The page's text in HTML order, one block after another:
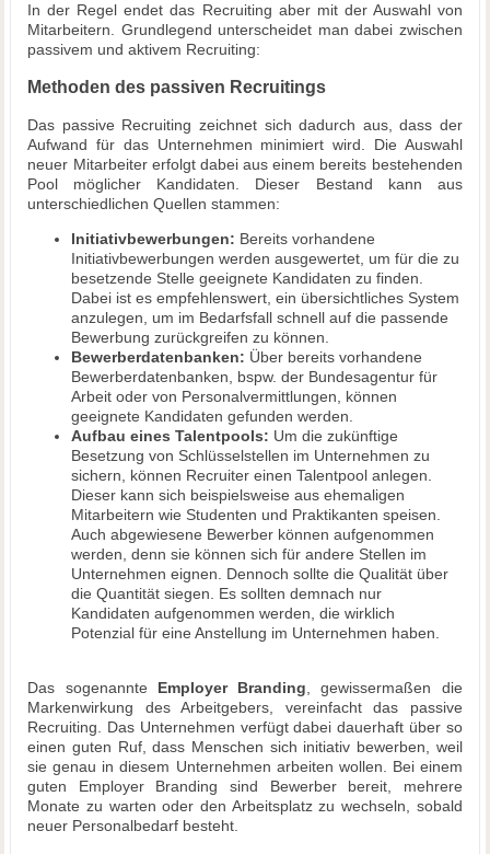
In der Regel endet das Recruiting aber mit der Auswahl von
Mitarbeitern. Grundlegend unterscheidet man dabei zwischen
passivem und aktivem Recruiting:
Methoden des passiven Recruitings
Das passive Recruiting zeichnet sich dadurch aus, dass der
Aufwand für das Unternehmen minimiert wird. Die Auswahl
neuer Mitarbeiter erfolgt dabei aus einem bereits bestehenden
Pool möglicher Kandidaten. Dieser Bestand kann aus
unterschiedlichen Quellen stammen:
Initiativbewerbungen: Bereits vorhandene
Initiativbewerbungen werden ausgewertet, um für die zu
besetzende Stelle geeignete Kandidaten zu finden.
Dabei ist es empfehlenswert, ein übersichtliches System
anzulegen, um im Bedarfsfall schnell auf die passende
Bewerbung zurückgreifen zu können.
Bewerberdatenbanken: Über bereits vorhandene
Bewerberdatenbanken, bspw. der Bundesagentur für
Arbeit oder von Personalvermittlungen, können
geeignete Kandidaten gefunden werden.
Aufbau eines Talentpools: Um die zukünftige
Besetzung von Schlüsselstellen im Unternehmen zu
sichern, können Recruiter einen Talentpool anlegen.
Dieser kann sich beispielsweise aus ehemaligen
Mitarbeitern wie Studenten und Praktikanten speisen.
Auch abgewiesene Bewerber können aufgenommen
werden, denn sie können sich für andere Stellen im
Unternehmen eignen. Dennoch sollte die Qualität über
die Quantität siegen. Es sollten demnach nur
Kandidaten aufgenommen werden, die wirklich
Potenzial für eine Anstellung im Unternehmen haben.
Das sogenannte Employer Branding , gewissermaßen die
Markenwirkung des Arbeitgebers, vereinfacht das passive
Recruiting. Das Unternehmen verfügt dabei dauerhaft über so
einen guten Ruf, dass Menschen sich initiativ bewerben, weil
sie genau in diesem Unternehmen arbeiten wollen. Bei einem
guten Employer Branding sind Bewerber bereit, mehrere
Monate zu warten oder den Arbeitsplatz zu wechseln, sobald
neuer Personalbedarf besteht.